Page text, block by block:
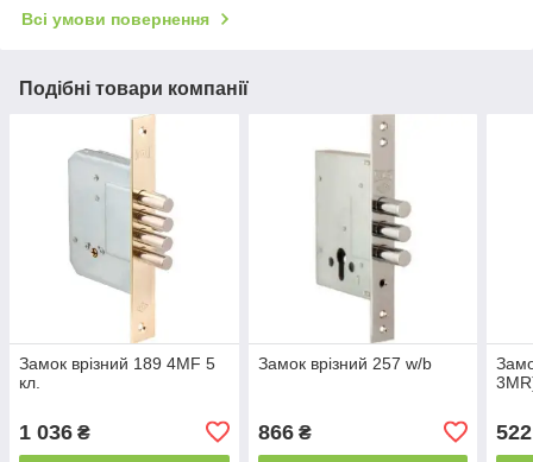
Всі умови повернення
Подібні товари компанії
Замок врізний 189 4MF 5
кл.
1 036 ₴
Замок врізний 257 w/b
866₴ 522